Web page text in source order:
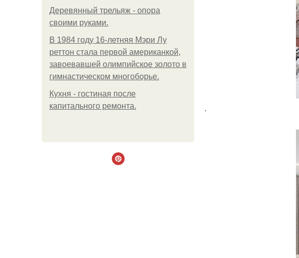
Деревянный трельяж - опора
своими руками.
В 1984 году 16-летняя Мэри Лу
реттон стала первой американкой,
завоевавшей олимпийское золото в
гимнастическом многоборье.
Кухня - гостиная после
капитального ремонта.
.